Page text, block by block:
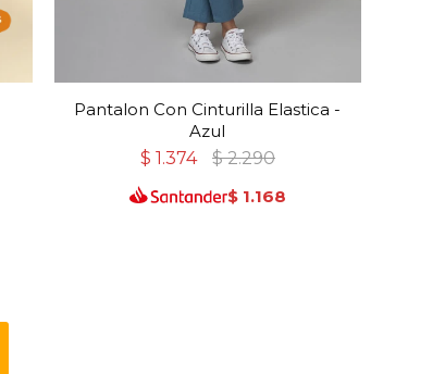
Pantalon Con Cinturilla Elastica -
Azul
$ 1.374 $ 2.290
$ 1.168